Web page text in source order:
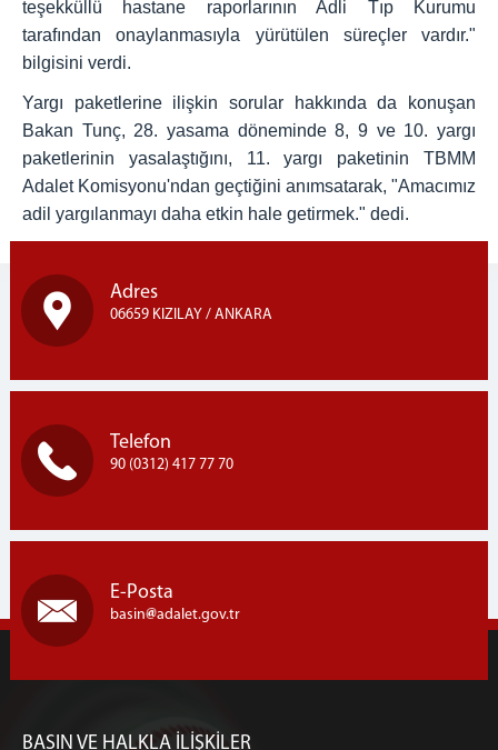
teşekküllü hastane raporlarının Adli Tıp Kurumu
tarafından onaylanmasıyla yürütülen süreçler vardır."
bilgisini verdi.
Yargı paketlerine ilişkin sorular hakkında da konuşan
Bakan Tunç, 28. yasama döneminde 8, 9 ve 10. yargı
paketlerinin yasalaştığını, 11. yargı paketinin TBMM
Adalet Komisyonu'ndan geçtiğini anımsatarak, "Amacımız
adil yargılanmayı daha etkin hale getirmek." dedi.
Adres
06659 KIZILAY / ANKARA
Telefon
90 (0312) 417 77 70
E-Posta
basin adalet.gov.tr
BASIN VE HALKLA İLİŞKİLER